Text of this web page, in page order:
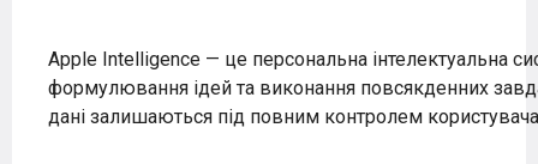
Apple Intelligence — це персональна інтелектуальна
формулювання ідей та виконання повсякденних
дані залишаються під повним контролем